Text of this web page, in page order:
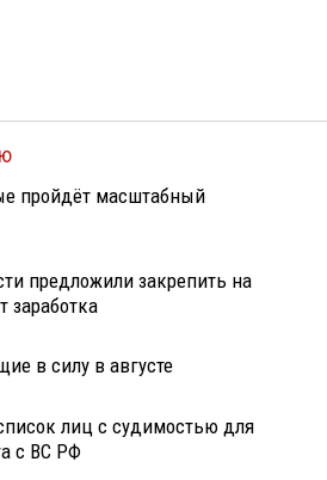
пройдёт масштабный
предложили закрепить на
заработка
в силу в августе
лиц с судимостью для
с ВС РФ